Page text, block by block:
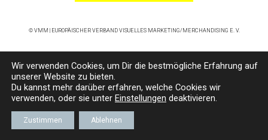
© VMM | EUROPÄISCHER VERBAND VISUELLES MARKETING/MERCHANDISING E. V.
Wir verwenden Cookies, um Dir die bestmögliche Erfahrung auf
unserer Website zu bieten.
Du kannst mehr darüber erfahren, welche Cookies wir
verwenden, oder sie unter Einstellungen deaktivieren.
Zustimmen Ablehnen